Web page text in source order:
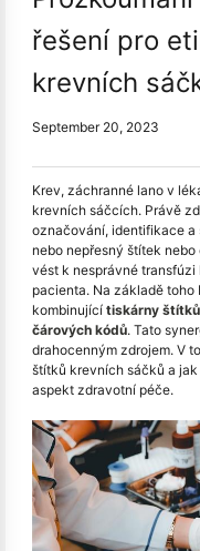
řešení pro
krevních
September 20, 2023
Krev, záchranné lano v
krevních sáčcích. Právě
označování, identifikace a
nebo nepřesný štítek
vést k nesprávné
pacienta. Na základě
kombinující tiskárny
čárových kódů. Tato
drahocenným zdrojem. V
štítků krevních sáčků a
aspekt zdravotní péče.